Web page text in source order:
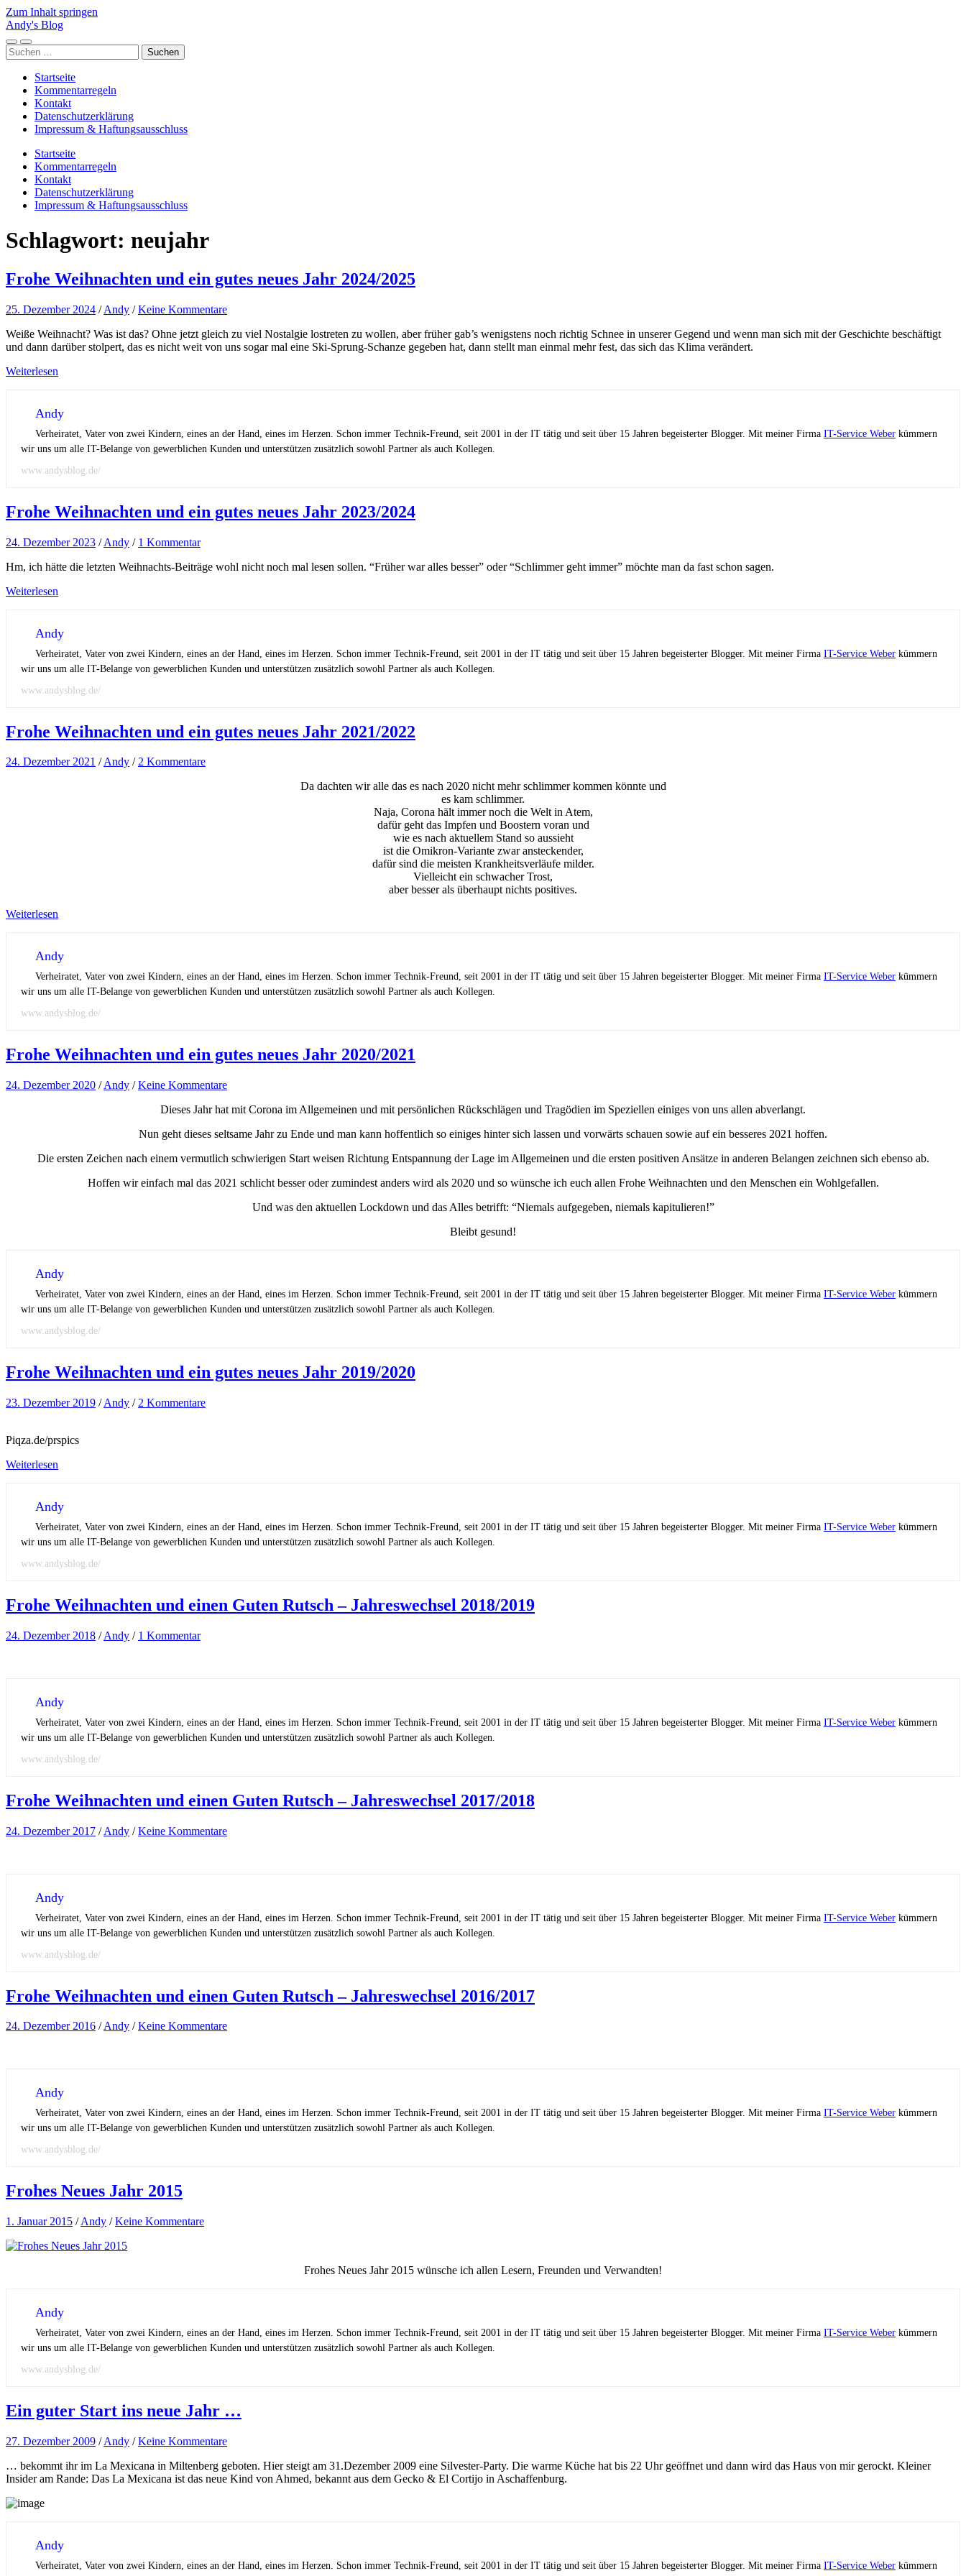
Zum Inhalt springen
Andy's Blog
Mobile-
Menü
Suchfeld
ein-/ausblenden
Suchen
nach:
Startseite
Kommentarregeln
Kontakt
Datenschutzerklärung
Impressum & Haftungsausschluss
Startseite
Kommentarregeln
Kontakt
Datenschutzerklärung
Impressum & Haftungsausschluss
Schlagwort: neujahr
Frohe Weihnachten und ein gutes neues Jahr 2024/2025
25. Dezember 2024 /Andy /Keine Kommentare
Weiße Weihnacht? Was ist das? Ohne jetzt gleich zu viel Nostalgie lostreten zu wollen, aber früher gab’s wenigstens noch richtig Schnee in unserer Gegend und wenn man sich mit der Geschichte beschäftigt
und dann darüber stolpert, das es nicht weit von uns sogar mal eine Ski-Sprung-Schanze gegeben hat, dann stellt man einmal mehr fest, das sich das Klima verändert.
Weiterlesen
Andy
Verheiratet, Vater von zwei Kindern, eines an der Hand, eines im Herzen. Schon immer Technik-Freund, seit 2001 in der IT tätig und seit über 15 Jahren begeisterter Blogger. Mit meiner Firma IT-Service Weber kümmern
wir uns um alle IT-Belange von gewerblichen Kunden und unterstützen zusätzlich sowohl Partner als auch Kollegen.
www.andysblog.de/
Frohe Weihnachten und ein gutes neues Jahr 2023/2024
24. Dezember 2023 /Andy / 1 Kommentar
Hm, ich hätte die letzten Weihnachts-Beiträge wohl nicht noch mal lesen sollen. “Früher war alles besser” oder “Schlimmer geht immer” möchte man da fast schon sagen.
Weiterlesen
Andy
Verheiratet, Vater von zwei Kindern, eines an der Hand, eines im Herzen. Schon immer Technik-Freund, seit 2001 in der IT tätig und seit über 15 Jahren begeisterter Blogger. Mit meiner Firma IT-Service Weber kümmern
wir uns um alle IT-Belange von gewerblichen Kunden und unterstützen zusätzlich sowohl Partner als auch Kollegen.
www.andysblog.de/
Frohe Weihnachten und ein gutes neues Jahr 2021/2022
24. Dezember 2021 /Andy /2 Kommentare
Da dachten wir alle das es nach 2020 nicht mehr schlimmer kommen könnte und
es kam schlimmer.
Naja, Corona hält immer noch die Welt in Atem,
dafür geht das Impfen und Boostern voran und
wie es nach aktuellem Stand so aussieht
ist die Omikron-Variante zwar ansteckender,
dafür sind die meisten Krankheitsverläufe milder.
Vielleicht ein schwacher Trost,
aber besser als überhaupt nichts positives.
Weiterlesen
Andy
Verheiratet, Vater von zwei Kindern, eines an der Hand, eines im Herzen. Schon immer Technik-Freund, seit 2001 in der IT tätig und seit über 15 Jahren begeisterter Blogger. Mit meiner Firma IT-Service Weber kümmern
wir uns um alle IT-Belange von gewerblichen Kunden und unterstützen zusätzlich sowohl Partner als auch Kollegen.
www.andysblog.de/
Frohe Weihnachten und ein gutes neues Jahr 2020/2021
24. Dezember 2020 /Andy /Keine Kommentare
Dieses Jahr hat mit Corona im Allgemeinen und mit persönlichen Rückschlägen und Tragödien im Speziellen einiges von uns allen abverlangt.
Nun geht dieses seltsame Jahr zu Ende und man kann hoffentlich so einiges hinter sich lassen und vorwärts schauen sowie auf ein besseres 2021 hoffen.
Die ersten Zeichen nach einem vermutlich schwierigen Start weisen Richtung Entspannung der Lage im Allgemeinen und die ersten positiven Ansätze in anderen Belangen zeichnen sich ebenso ab.
Hoffen wir einfach mal das 2021 schlicht besser oder zumindest anders wird als 2020 und so wünsche ich euch allen Frohe Weihnachten und den Menschen ein Wohlgefallen.
Und was den aktuellen Lockdown und das Alles betrifft: “Niemals aufgegeben, niemals kapitulieren!”
Bleibt gesund!
Andy
Verheiratet, Vater von zwei Kindern, eines an der Hand, eines im Herzen. Schon immer Technik-Freund, seit 2001 in der IT tätig und seit über 15 Jahren begeisterter Blogger. Mit meiner Firma IT-Service Weber kümmern
wir uns um alle IT-Belange von gewerblichen Kunden und unterstützen zusätzlich sowohl Partner als auch Kollegen.
www.andysblog.de/
Frohe Weihnachten und ein gutes neues Jahr 2019/2020
23. Dezember 2019 /Andy / 2 Kommentare
Piqza.de/prspics
Weiterlesen
Andy
Verheiratet, Vater von zwei Kindern, eines an der Hand, eines im Herzen. Schon immer Technik-Freund, seit 2001 in der IT tätig und seit über 15 Jahren begeisterter Blogger. Mit meiner Firma IT-Service Weber kümmern
wir uns um alle IT-Belange von gewerblichen Kunden und unterstützen zusätzlich sowohl Partner als auch Kollegen.
www.andysblog.de/
Frohe Weihnachten und einen Guten Rutsch – Jahreswechsel 2018/2019
24. Dezember 2018 /Andy / 1 Kommentar
Andy
Verheiratet, Vater von zwei Kindern, eines an der Hand, eines im Herzen. Schon immer Technik-Freund, seit 2001 in der IT tätig und seit über 15 Jahren begeisterter Blogger. Mit meiner Firma IT-Service Weber kümmern
wir uns um alle IT-Belange von gewerblichen Kunden und unterstützen zusätzlich sowohl Partner als auch Kollegen.
www.andysblog.de/
Frohe Weihnachten und einen Guten Rutsch – Jahreswechsel 2017/2018
24. Dezember 2017 /Andy /Keine Kommentare
Andy
Verheiratet, Vater von zwei Kindern, eines an der Hand, eines im Herzen. Schon immer Technik-Freund, seit 2001 in der IT tätig und seit über 15 Jahren begeisterter Blogger. Mit meiner Firma IT-Service Weber kümmern
wir uns um alle IT-Belange von gewerblichen Kunden und unterstützen zusätzlich sowohl Partner als auch Kollegen.
www.andysblog.de/
Frohe Weihnachten und einen Guten Rutsch – Jahreswechsel 2016/2017
24. Dezember 2016 /Andy /Keine Kommentare
Andy
Verheiratet, Vater von zwei Kindern, eines an der Hand, eines im Herzen. Schon immer Technik-Freund, seit 2001 in der IT tätig und seit über 15 Jahren begeisterter Blogger. Mit meiner Firma IT-Service Weber kümmern
wir uns um alle IT-Belange von gewerblichen Kunden und unterstützen zusätzlich sowohl Partner als auch Kollegen.
www.andysblog.de/
Frohes Neues Jahr 2015
1. Januar 2015 /Andy /Keine Kommentare
Frohes Neues Jahr 2015 wünsche ich allen Lesern, Freunden und Verwandten!
Andy
Verheiratet, Vater von zwei Kindern, eines an der Hand, eines im Herzen. Schon immer Technik-Freund, seit 2001 in der IT tätig und seit über 15 Jahren begeisterter Blogger. Mit meiner Firma IT-Service Weber kümmern
wir uns um alle IT-Belange von gewerblichen Kunden und unterstützen zusätzlich sowohl Partner als auch Kollegen.
www.andysblog.de/
Ein guter Start ins neue Jahr …
27. Dezember 2009 /Andy /Keine Kommentare
… bekommt ihr im La Mexicana in Miltenberg geboten. Hier steigt am 31.Dezember 2009 eine Silvester-Party. Die warme Küche hat bis 22 Uhr geöffnet und dann wird das Haus von mir gerockt. Kleiner
Insider am Rande: Das La Mexicana ist das neue Kind von Ahmed, bekannt aus dem Gecko & El Cortijo in Aschaffenburg.
Andy
Verheiratet, Vater von zwei Kindern, eines an der Hand, eines im Herzen. Schon immer Technik-Freund, seit 2001 in der IT tätig und seit über 15 Jahren begeisterter Blogger. Mit meiner Firma IT-Service Weber kümmern